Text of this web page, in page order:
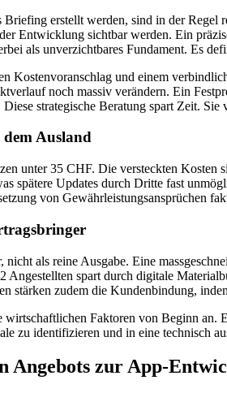
erstellt werden, sind in der
Entwicklung sichtbar werden. Ein
als unverzichtbares Fundament. Es
Kostenvoranschlag und einem
noch massiv verändern. Ein
strategische Beratung spart Zeit.
Ausland
unter 35 CHF. Die versteckten
spätere Updates durch Dritte fast
von Gewährleistungsansprüchen
als reine Ausgabe. Eine
spart durch digitale
stärken zudem die Kundenbindung,
Faktoren von Beginn
zu identifizieren und in eine technisch
Angebots zur App-